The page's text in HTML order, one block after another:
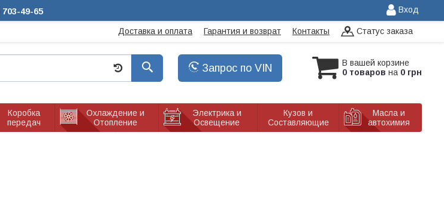
703-49-65 Вход
Доставка и оплата Гарантия и возврат Контакты Статус заказа
В вашей корзине
0 товаров на 0 грн
Запрос по VIN
Коробка
передач
Охлаждение и
Отопление
Электрика и
Освещение
Кузов и
Составляющие
Масла и
автохимия